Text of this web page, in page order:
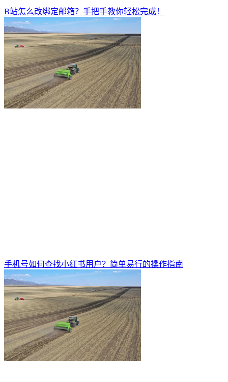
B站怎么改绑定邮箱？手把手教你轻松完成！
手机号如何查找小红书用户？简单易行的操作指南